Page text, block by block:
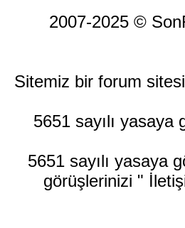
2007-2025 ©
Sitemiz bir forum
5651 sayılı
5651 sayılı yasaya
görüşlerinizi "